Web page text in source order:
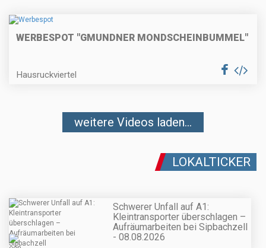
WERBESPOT "GMUNDNER MONDSCHEINBUMMEL"
Hausruckviertel
weitere Videos laden...
LOKALTICKER
Schwerer Unfall auf A1:
Kleintransporter überschlagen –
Aufräumarbeiten bei Sipbachzell
- 08.08.2026